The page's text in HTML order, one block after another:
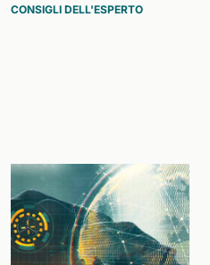
CONSIGLI DELL'ESPERTO